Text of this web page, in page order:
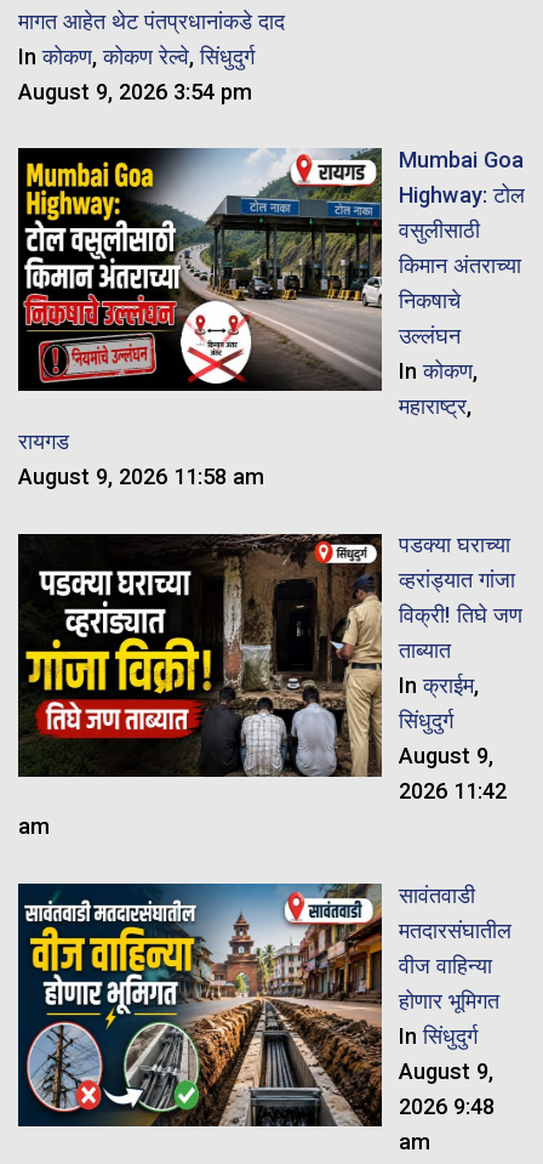
मागत आहेत थेट पंतप्रधानांकडे दाद
Inकोकण,कोकण रेल्वे,सिंधुदुर्ग
August 9, 2026 3:54 pm
Mumbai Goa
Highway: टोल
वसुलीसाठी
किमान अंतराच्या
निकषाचे
उल्लंघन
Inकोकण,
महाराष्ट्र,
रायगड
August 9, 2026 11:58 am
पडक्या घराच्या
व्हरांड्यात गांजा
विक्री! तिघे जण
ताब्यात
Inक्राईम,
सिंधुदुर्ग
August 9,
2026 11:42
am
सावंतवाडी
मतदारसंघातील
वीज वाहिन्या
होणार भूमिगत
Inसिंधुदुर्ग
August 9,
2026 9:48
am